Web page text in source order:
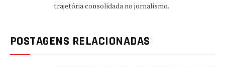
trajetória consolidada no jornalismo.
POSTAGENS RELACIONADAS